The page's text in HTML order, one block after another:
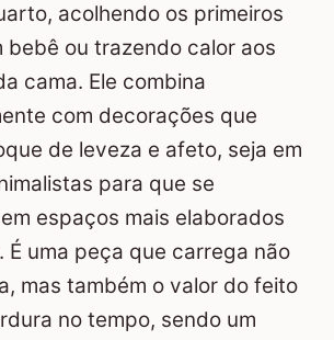
acolhendo os primeiros
bebê ou trazendo calor aos
cama. Ele combina
com decorações que
de leveza e afeto, seja em
para que se
espaços mais elaborados
É uma peça que carrega não
mas também o valor do feito
no tempo, sendo um